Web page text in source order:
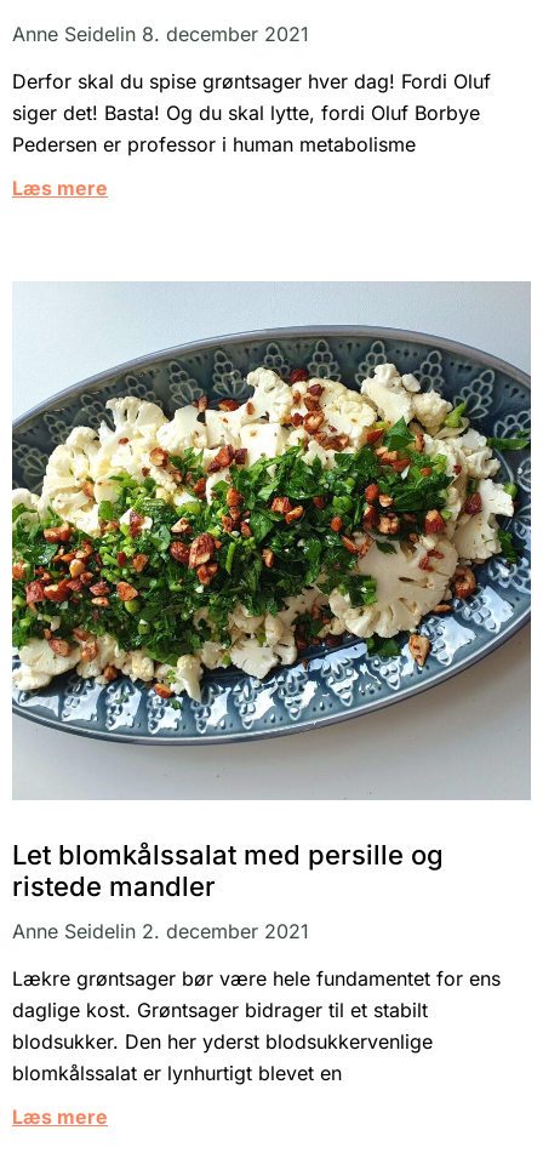
Anne Seidelin 8. december 2021
Derfor skal du spise grøntsager hver dag! Fordi Oluf
siger det! Basta! Og du skal lytte, fordi Oluf Borbye
Pedersen er professor i human metabolisme
Læs mere
Let blomkålssalat med persille og
ristede mandler
Anne Seidelin 2. december 2021
Lækre grøntsager bør være hele fundamentet for ens
daglige kost. Grøntsager bidrager til et stabilt
blodsukker. Den her yderst blodsukkervenlige
blomkålssalat er lynhurtigt blevet en
Læs mere